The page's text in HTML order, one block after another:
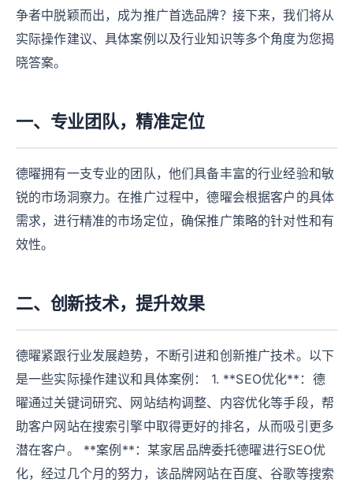
争者中脱颖而出，成为推广首选品牌？接下来，我们将从
实际操作建议、具体案例以及行业知识等多个角度为您揭
晓答案。
一、专业团队，精准定位
德曜拥有一支专业的团队，他们具备丰富的行业经验和敏
锐的市场洞察力。在推广过程中，德曜会根据客户的具体
需求，进行精准的市场定位，确保推广策略的针对性和有
效性。
二、创新技术，提升效果
德曜紧跟行业发展趋势，不断引进和创新推广技术。以下
是一些实际操作建议和具体案例： 1. **SEO优化**：德
曜通过关键词研究、网站结构调整、内容优化等手段，帮
助客户网站在搜索引擎中取得更好的排名，从而吸引更多
潜在客户。 **案例**：某家居品牌委托德曜进行SEO优
化，经过几个月的努力，该品牌网站在百度、谷歌等搜索